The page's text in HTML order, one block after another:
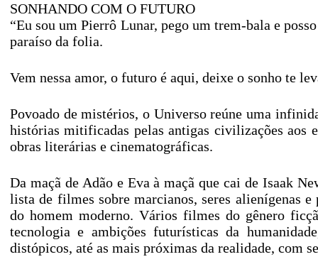
SONHANDO COM O FUTURO
“Eu sou um Pierrô Lunar, pego um trem-bala e
paraíso da folia.
Vem nessa amor, o futuro é aqui, deixe o sonho te
Povoado de mistérios, o Universo reúne uma
histórias mitificadas pelas antigas civilizações aos
obras literárias e cinematográficas.
Da maçã de Adão e Eva à maçã que cai de Isaak
lista de filmes sobre marcianos, seres alienígenas
do homem moderno. Vários filmes do gênero
tecnologia e ambições futurísticas da
distópicos, até as mais próximas da realidade, com